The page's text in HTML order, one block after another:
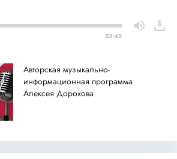
53:42
Авторская музыкально-
информационная программа
Алексея Дорохова